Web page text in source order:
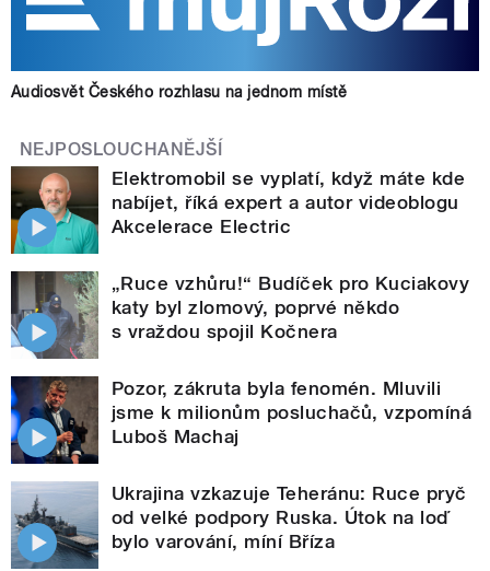
Audiosvět Českého rozhlasu na jednom místě
NEJPOSLOUCHANĚJŠÍ
Elektromobil se vyplatí, když máte kde
nabíjet, říká expert a autor videoblogu
Akcelerace Electric
„Ruce vzhůru!“ Budíček pro Kuciakovy
katy byl zlomový, poprvé někdo
s vraždou spojil Kočnera
Pozor, zákruta byla fenomén. Mluvili
jsme k milionům posluchačů, vzpomíná
Luboš Machaj
Ukrajina vzkazuje Teheránu: Ruce pryč
od velké podpory Ruska. Útok na loď
bylo varování, míní Bříza